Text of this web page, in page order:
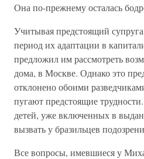
Она по-прежнему осталась
Учитывая предстоящий
период их адаптации в
предложил им рассмотреть
дома, в Москве. Однако это
отклонено обоими
пугают предстоящие
детей, уже включенных в
вызвать у бразильцев
Все вопросы, имевшиеся у